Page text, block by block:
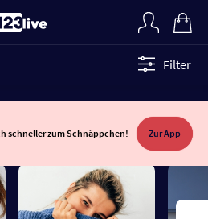
Filter
schneller zum Schnäppchen! Zur App